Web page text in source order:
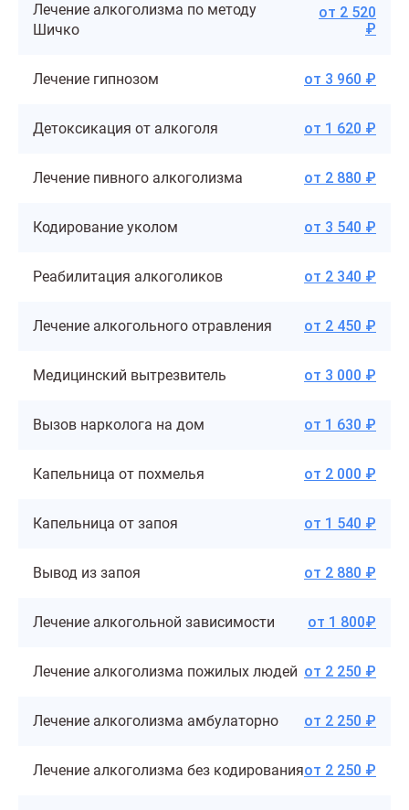
Лечение алкоголизма по методу
Шичко
от 2 520
₽
Лечение гипнозом от 3 960 ₽
Детоксикация от алкоголя от 1 620 ₽
Лечение пивного алкоголизма от 2 880 ₽
Кодирование уколом от 3 540 ₽
Реабилитация алкоголиков от 2 340 ₽
Лечение алкогольного отравления от 2 450 ₽
Медицинский вытрезвитель от 3 000 ₽
Вызов нарколога на дом от 1 630 ₽
Капельница от похмелья от 2 000 ₽
Капельница от запоя от 1 540 ₽
Вывод из запоя от 2 880 ₽
Лечение алкогольной зависимости от 1 800₽
Лечение алкоголизма пожилых людей от 2 250 ₽
Лечение алкоголизма амбулаторно от 2 250 ₽
Лечение алкоголизма без кодированияот 2 250 ₽